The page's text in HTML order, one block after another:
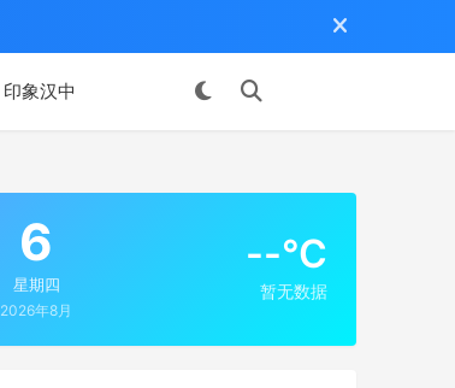
印象汉中
6
星期四
2026年8月
--°C
暂无数据